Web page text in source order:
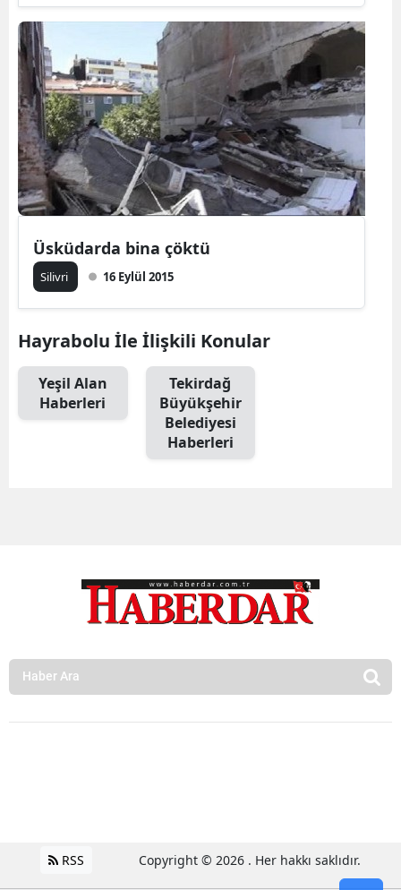
Üsküdarda bina çöktü
Silivri 16 Eylül 2015
Hayrabolu İle İlişkili Konular
Yeşil Alan
Haberleri
Tekirdağ
Büyükşehir
Belediyesi
Haberleri
RSS Copyright © 2026 . Her hakkı saklıdır.